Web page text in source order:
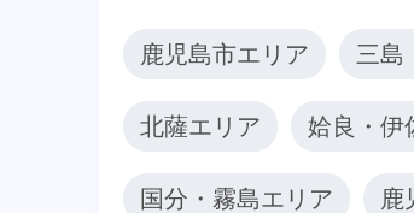
鹿児島市エリア 三島
北薩エリア 姶良・伊
国分・霧島エリア 鹿